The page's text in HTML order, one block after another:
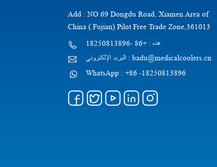
Add : NO.69 Dongdu Road, Xiamen Area of
China ( Fujian) Pilot Free Trade Zone,361013
هذه : +86 -18250813896
البريد الإلكتروني : badu@medicalcoolers.cn
WhatsApp : +86 -18250813896